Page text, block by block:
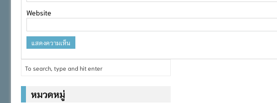
Website
หมวดหมู่